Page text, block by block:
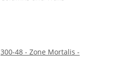
300-48 - Zone Mortalis -